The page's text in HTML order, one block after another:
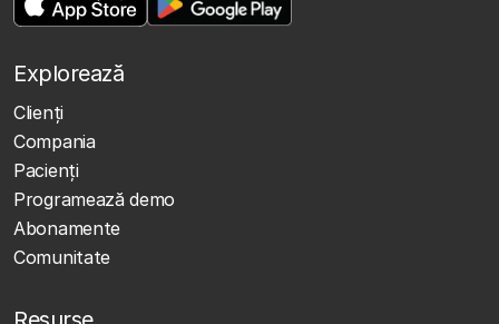
Explorează
Clienţi
Compania
Pacienți
Programează demo
Abonamente
Comunitate